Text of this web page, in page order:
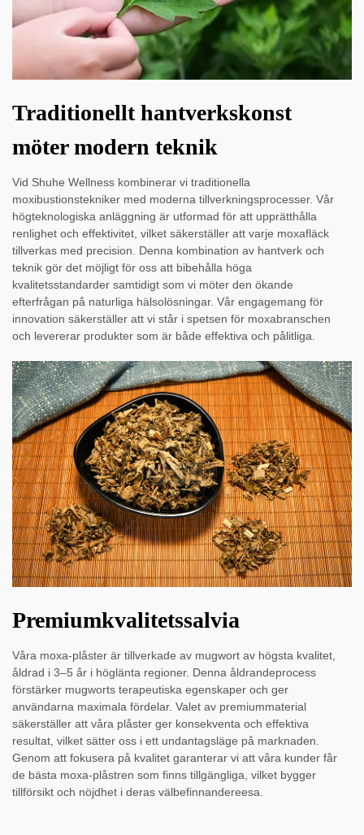
Traditionellt hantverkskonst
möter modern teknik
Vid Shuhe Wellness kombinerar vi traditionella
moxibustionstekniker med moderna tillverkningsprocesser. Vår
högteknologiska anläggning är utformad för att upprätthålla
renlighet och effektivitet, vilket säkerställer att varje moxafläck
tillverkas med precision. Denna kombination av hantverk och
teknik gör det möjligt för oss att bibehålla höga
kvalitetsstandarder samtidigt som vi möter den ökande
efterfrågan på naturliga hälsolösningar. Vår engagemang för
innovation säkerställer att vi står i spetsen för moxabranschen
och levererar produkter som är både effektiva och pålitliga.
Premiumkvalitetssalvia
Våra moxa-plåster är tillverkade av mugwort av högsta kvalitet,
åldrad i 3–5 år i höglänta regioner. Denna åldrandeprocess
förstärker mugworts terapeutiska egenskaper och ger
användarna maximala fördelar. Valet av premiummaterial
säkerställer att våra plåster ger konsekventa och effektiva
resultat, vilket sätter oss i ett undantagsläge på marknaden.
Genom att fokusera på kvalitet garanterar vi att våra kunder får
de bästa moxa-plåstren som finns tillgängliga, vilket bygger
tillförsikt och nöjdhet i deras välbefinnandereesa.